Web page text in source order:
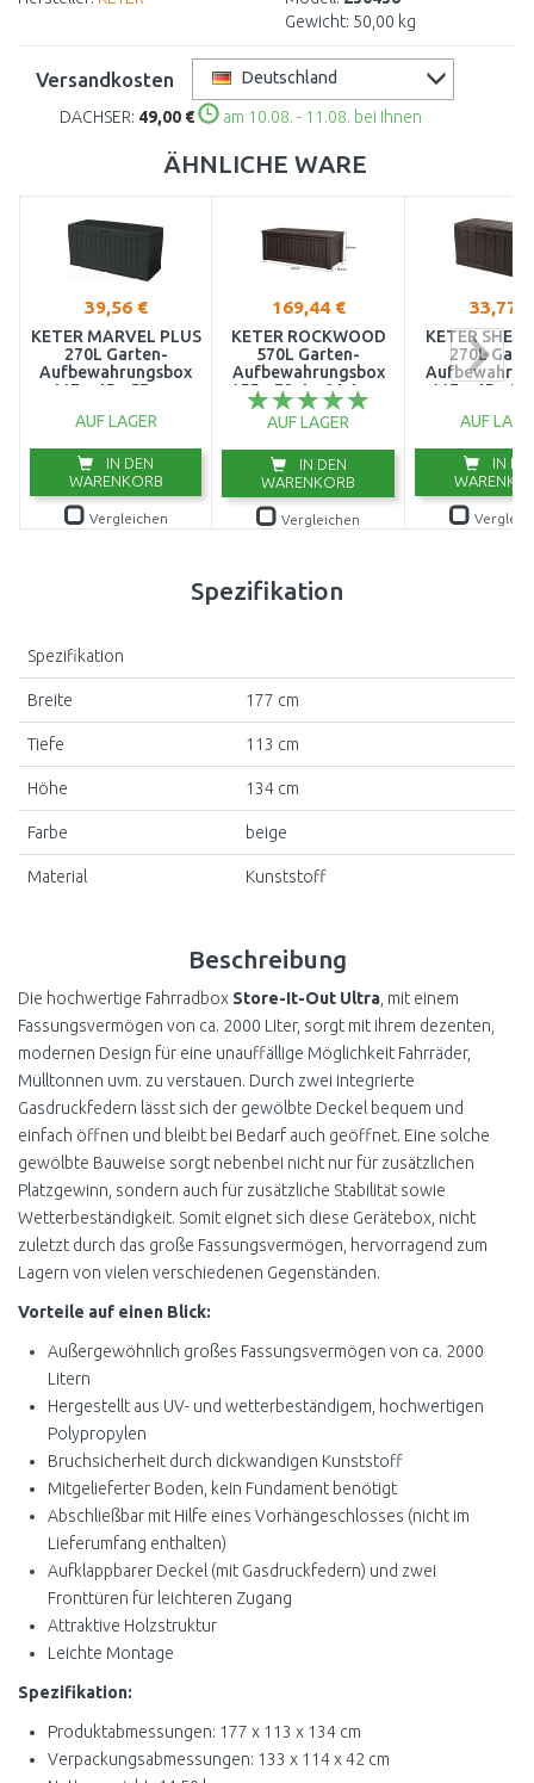
Gewicht: 50,00 kg
Versandkosten Deutschland
DACHSER: 49,00 € am 10.08. - 11.08. bei Ihnen
ÄHNLICHE WARE
39,56 €
KETER MARVEL PLUS
270L Garten-
Aufbewahrungsbox
117 x 45 x 57 cm,
AUF LAGER
IN DEN
WARENKORB
Vergleichen
169,44 €
KETER ROCKWOOD
570L Garten-
Aufbewahrungsbox
155 x 72,4 x 64,4 cm,
braun 17197729
AUF LAGER
IN DEN
WARENKORB
Vergleichen
33,77 €
KETER
270L
117 x 45 x
AUF
IN
Beschreibung
Die hochwertige Fahrradbox Store-It-Out Ultra , mit einem
Fassungsvermögen von ca. 2000 Liter, sorgt mit ihrem dezenten,
modernen Design für eine unauffällige Möglichkeit Fahrräder,
Mülltonnen uvm. zu verstauen. Durch zwei integrierte
Gasdruckfedern lässt sich der gewölbte Deckel bequem und
einfach öffnen und bleibt bei Bedarf auch geöffnet. Eine solche
gewölbte Bauweise sorgt nebenbei nicht nur für zusätzlichen
Platzgewinn, sondern auch für zusätzliche Stabilität sowie
Wetterbeständigkeit. Somit eignet sich diese Gerätebox, nicht
zuletzt durch das große Fassungsvermögen, hervorragend zum
Lagern von vielen verschiedenen Gegenständen.
Vorteile auf einen Blick:
Außergewöhnlich großes Fassungsvermögen von ca. 2000
Litern
Hergestellt aus UV- und wetterbeständigem, hochwertigen
Polypropylen
Bruchsicherheit durch dickwandigen Kunststoff
Mitgelieferter Boden, kein Fundament benötigt
Abschließbar mit Hilfe eines Vorhängeschlosses (nicht im
Lieferumfang enthalten)
Aufklappbarer Deckel (mit Gasdruckfedern) und zwei
Fronttüren für leichteren Zugang
Attraktive Holzstruktur
Leichte Montage
Spezifikation:
Produktabmessungen: 177 x 113 x 134 cm
Verpackungsabmessungen: 133 x 114 x 42 cm
Spezifikation
Spezifikation
Breite 177 cm
Tiefe 113 cm
Höhe 134 cm
Farbe beige
Material Kunststoff